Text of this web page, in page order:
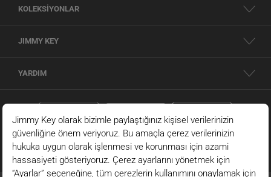
KOLEKSİYONLAR
JIMMY KEY
YARDIM